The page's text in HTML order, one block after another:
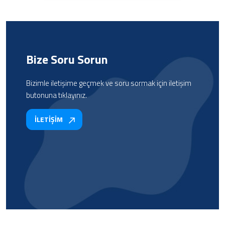
Bize Soru Sorun
Bizimle iletişime geçmek ve soru sormak için iletişim
butonuna tıklayınız.
İLETİŞİM